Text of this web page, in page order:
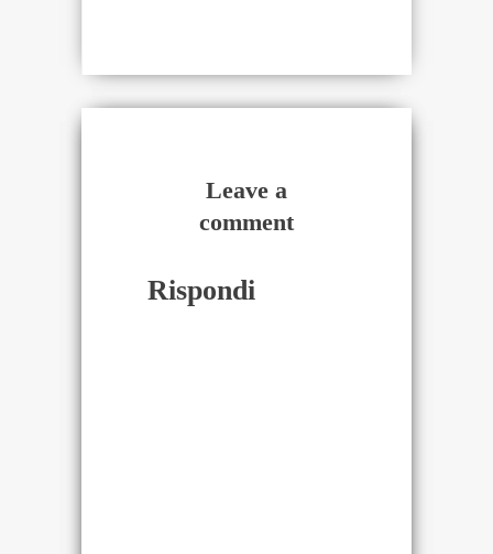
Leave a
comment
Rispondi